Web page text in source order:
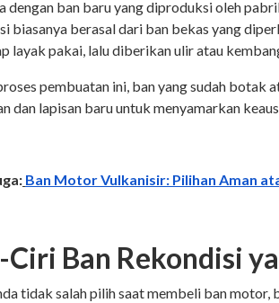
dengan ban baru yang diproduksi oleh
biasanya berasal dari ban bekas yang
layak pakai, lalu diberikan ulir atau
pembuatan ini, ban yang sudah botak
dan lapisan baru untuk menyamarkan
Ban Motor Vulkanisir: Pilihan Aman
Ban Rekondisi
tidak salah pilih saat membeli ban